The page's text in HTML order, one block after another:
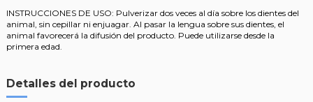
INSTRUCCIONES DE USO: Pulverizar dos veces al día sobre los dientes del
animal, sin cepillar ni enjuagar. Al pasar la lengua sobre sus dientes, el
animal favorecerá la difusión del producto. Puede utilizarse desde la
primera edad.
Detalles del producto